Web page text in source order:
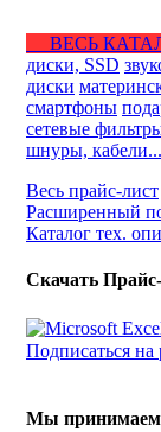
ВЕСЬ
диски, SSD
диски
смартфоны
сетевые
шнуры, кабели...
Весь прайс-лист
Расширенный
Каталог тех.
Скачать
Подписаться на
Мы принимаем